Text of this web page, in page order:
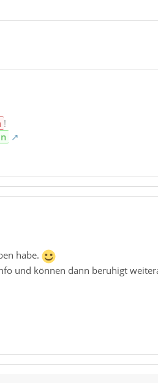
!
habe.
und können dann beruhigt